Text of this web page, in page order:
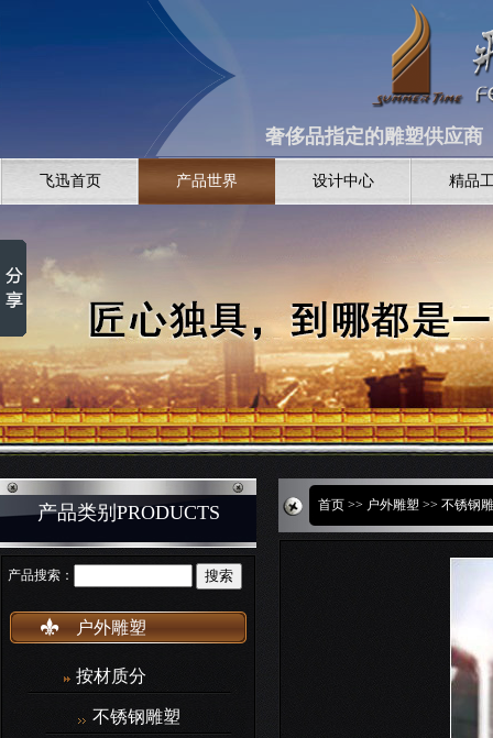
奢侈品指定的雕塑供应
飞迅首页 产品世界 设计中心 精品
产品类别PRODUCTS
产品搜索：
户外雕塑
按材质分
不锈钢雕塑
首页 >> 户外雕塑 >> 不锈钢